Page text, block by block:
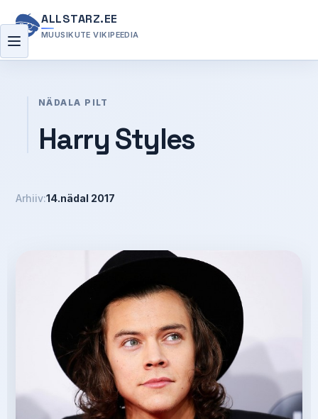
ALLSTARZ.EE
MUUSIKUTE VIKIPEEDIA
Menüü
NÄDALA PILT
Harry Styles
Arhiiv:14.nädal 2017